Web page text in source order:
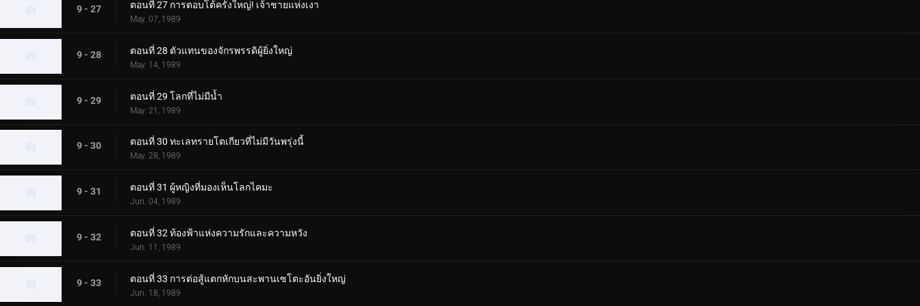
9 - 27 ตอนที่ 27 การตอบโต้ครั้งใหญ่! เจ้าชายแห่งเงา
May. 07, 1989
9 - 28 ตอนที่ 28 ตัวแทนของจักรพรรดิผู้ยิ่งใหญ่
May. 14, 1989
9 - 29 ตอนที่ 29 โลกที่ไม่มีน้ำ
May. 21, 1989
9 - 30 ตอนที่ 30 ทะเลทรายโตเกียวที่ไม่มีวันพรุ่งนี้
May. 28, 1989
9 - 31 ตอนที่ 31 ผู้หญิงที่มองเห็นโลกไคมะ
Jun. 04, 1989
9 - 32 ตอนที่ 32 ท้องฟ้าแห่งความรักและความหวัง
Jun. 11, 1989
9 - 33 ตอนที่ 33 การต่อสู้แตกหักบนสะพานเซโตะอันยิ่งใหญ่
Jun. 18, 1989